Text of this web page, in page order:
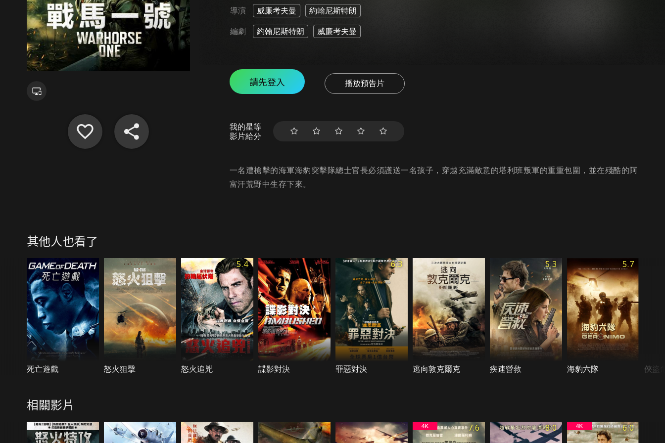
導演 威廉考夫曼 約翰尼斯特朗
編劇 約翰尼斯特朗 威廉考夫曼
請先登入 播放預告片
我的星等
影片給分
一名遭槍擊的海軍海豹突擊隊總士官長必須護送一名孩子，穿越充滿敵意的塔利班叛軍的重重包圍，並在殘酷的阿
富汗荒野中生存下來。
其他人也看了
死亡遊戲 怒火狙擊
5.4
怒火追兇 諜影對決
6.3
罪惡對決 逃向敦克爾克
5.3
疾速營救
5.7
海豹六隊 俠盜
相關影片
7.6 8.0 6.0